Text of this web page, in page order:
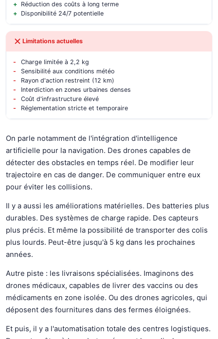
Réduction des coûts à long terme
Disponibilité 24/7 potentielle
Limitations actuelles
Charge limitée à 2,2 kg
Sensibilité aux conditions météo
Rayon d'action restreint (12 km)
Interdiction en zones urbaines denses
Coût d'infrastructure élevé
Réglementation stricte et temporaire
On parle notamment de l'intégration d'intelligence
artificielle pour la navigation. Des drones capables de
détecter des obstacles en temps réel. De modifier leur
trajectoire en cas de danger. De communiquer entre eux
pour éviter les collisions.
Il y a aussi les améliorations matérielles. Des batteries plus
durables. Des systèmes de charge rapide. Des capteurs
plus précis. Et même la possibilité de transporter des colis
plus lourds. Peut-être jusqu'à 5 kg dans les prochaines
années.
Autre piste : les livraisons spécialisées. Imaginons des
drones médicaux, capables de livrer des vaccins ou des
médicaments en zone isolée. Ou des drones agricoles, qui
déposent des fournitures dans des fermes éloignées.
Et puis, il y a l'automatisation totale des centres logistiques.